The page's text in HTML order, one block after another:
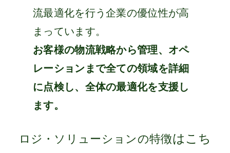
流最適化を行う企業の優位性が高
まっています。
お客様の物流戦略から管理、オペ
レーションまで全ての領域を詳細
に点検し、全体の最適化を支援し
ます。
ロジ・ソリューションの特徴はこち